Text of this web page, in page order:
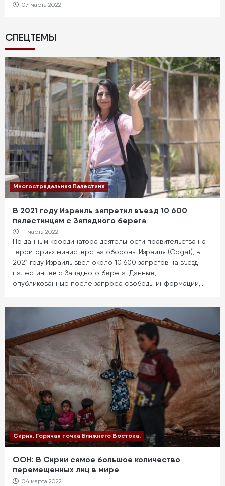
07 марта 2022
СПЕЦТЕМЫ
Многострадальная Палестина
В 2021 году Израиль запретил въезд 10 600
палестинцам с Западного берега
11 марта 2022
По данным координатора деятельности правительства на
территориях министерства обороны Израиля (Cogat), в
2021 году Израиль ввел около 10 600 запретов на въезд
палестинцев с Западного берега. Данные,
опубликованные после запроса свободы информации,…
Сирия. Горячая точка Ближнего Востока.
ООН: В Сирии самое большое количество
перемещенных лиц в мире
04 марта 2022